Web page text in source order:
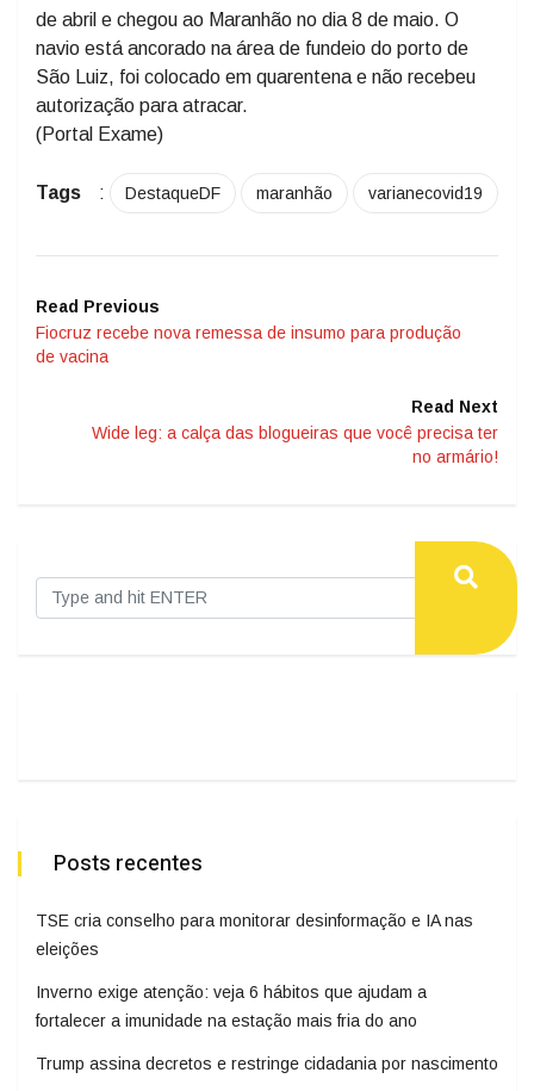
de abril e chegou ao Maranhão no dia 8 de maio. O
navio está ancorado na área de fundeio do porto de
São Luiz, foi colocado em quarentena e não recebeu
autorização para atracar.
(Portal Exame)
Tags : DestaqueDF maranhão varianecovid19
Read Previous
Fiocruz recebe nova remessa de insumo para produção
de vacina
Read Next
Wide leg: a calça das blogueiras que você precisa ter
no armário!
Posts recentes
TSE cria conselho para monitorar desinformação e IA nas
eleições
Inverno exige atenção: veja 6 hábitos que ajudam a
fortalecer a imunidade na estação mais fria do ano
Trump assina decretos e restringe cidadania por nascimento